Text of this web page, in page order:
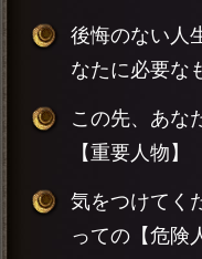
後悔のない人
なたに必要な
この先、あな
【重要人物】
気をつけてく
っての【危険